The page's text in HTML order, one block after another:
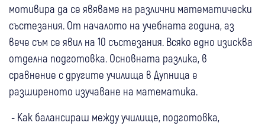
мотивира да се явяваме на различни математически
състезания. От началото на учебната година, аз
вече съм се явил на 10 състезания. Всяко едно изисква
отделна подготовка. Основната разлика, в
сравнение с другите училища в Дупница е
разширеното изучаване на математика.
- Как балансираш между училище, подготовка,